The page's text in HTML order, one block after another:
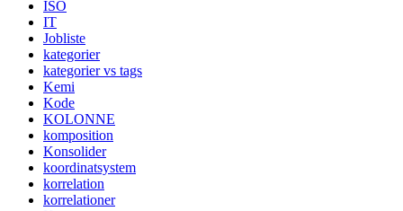
ISO
IT
Jobliste
kategorier
kategorier vs tags
Kemi
Kode
KOLONNE
komposition
Konsolider
koordinatsystem
korrelation
korrelationer